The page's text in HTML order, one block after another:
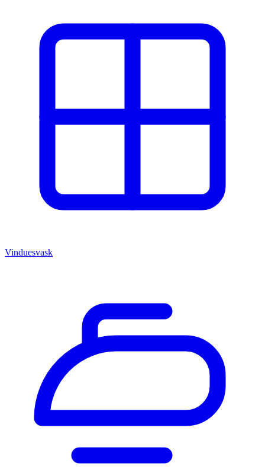
Vinduesvask